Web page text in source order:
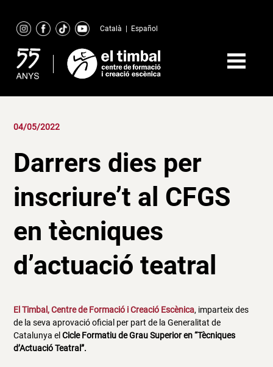
content
Català Español
04/05/2022
Darrers dies per
inscriure’t al CFGS
en tècniques
d’actuació teatral
El Timbal, Centre de Formació i Creació Escènica, imparteix des
de la seva aprovació oficial per part de la Generalitat de
Catalunya elCicle Formatiu de Grau Superior en “Tècniques
d’Actuació Teatral”.